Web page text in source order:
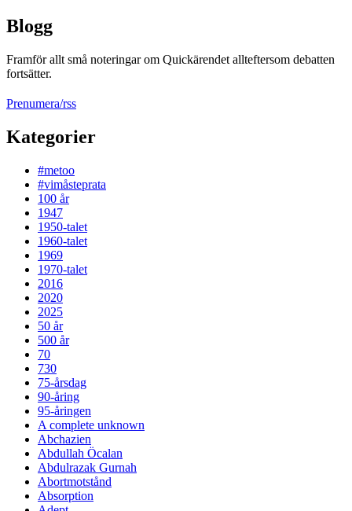
Blogg
Framför allt små noteringar om Quickärendet allteftersom debatten
fortsätter.
Prenumera/rss
Kategorier
#metoo
#vimåsteprata
100 år
1947
1950-talet
1960-talet
1969
1970-talet
2016
2020
2025
50 år
500 år
70
730
75-årsdag
90-åring
95-åringen
A complete unknown
Abchazien
Abdullah Öcalan
Abdulrazak Gurnah
Abortmotstånd
Absorption